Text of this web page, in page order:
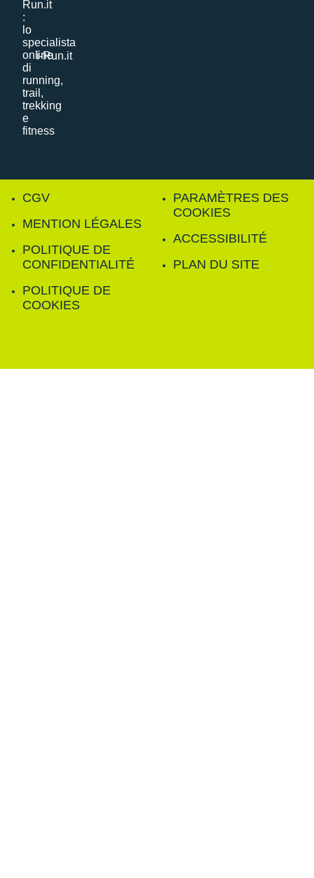
i-Run.it
CGV
MENTION LÉGALES
POLITIQUE DE
CONFIDENTIALITÉ
POLITIQUE DE
COOKIES
PARAMÈTRES DES
COOKIES
ACCESSIBILITÉ
PLAN DU SITE